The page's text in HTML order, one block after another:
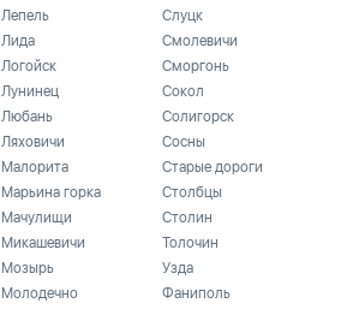
Лепель
Лида
Логойск
Лунинец
Любань
Ляховичи
Малорита
Марьина горка
Мачулищи
Микашевичи
Мозырь
Молодечно
Слуцк
Смолевичи
Сморгонь
Сокол
Солигорск
Сосны
Старые дороги
Столбцы
Столин
Толочин
Узда
Фаниполь